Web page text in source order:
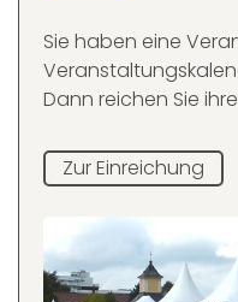
Sie haben eine
Dann reichen Sie
Zur Einreichung